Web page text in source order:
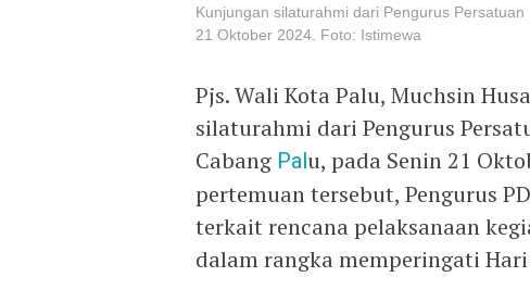
Kunjungan silaturahmi dari Pengurus
21 Oktober 2024. Foto: Istimewa
Pjs. Wali Kota Palu, Muchsin
silaturahmi dari Pengurus
Cabang Palu, pada Senin 21
pertemuan tersebut, Pengurus
terkait rencana pelaksanaan
dalam rangka memperingati